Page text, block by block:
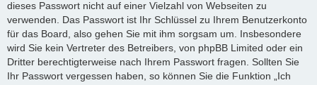
dieses Passwort nicht auf einer Vielzahl von Webseiten zu
verwenden. Das Passwort ist Ihr Schlüssel zu Ihrem Benutzerkonto
für das Board, also gehen Sie mit ihm sorgsam um. Insbesondere
wird Sie kein Vertreter des Betreibers, von phpBB Limited oder ein
Dritter berechtigterweise nach Ihrem Passwort fragen. Sollten Sie
Ihr Passwort vergessen haben, so können Sie die Funktion „Ich